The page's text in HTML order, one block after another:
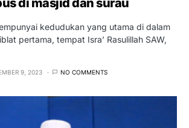
di masjid dan surau
kedudukan yang utama di dalam
pertama, tempat Isra’ Rasulillah SAW,
9, 2023 NO COMMENTS